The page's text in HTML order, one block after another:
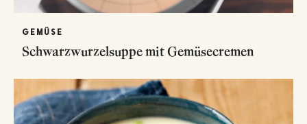
GEMÜSE
Schwarzwurzelsuppe mit Gemüsecremen